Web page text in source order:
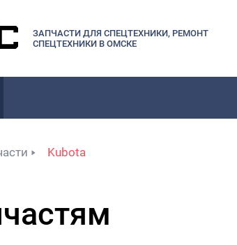
ЗАПЧАСТИ ДЛЯ СПЕЦТЕХНИКИ, РЕМОНТ
СПЕЦТЕХНИКИ В ОМСКЕ
Kubota